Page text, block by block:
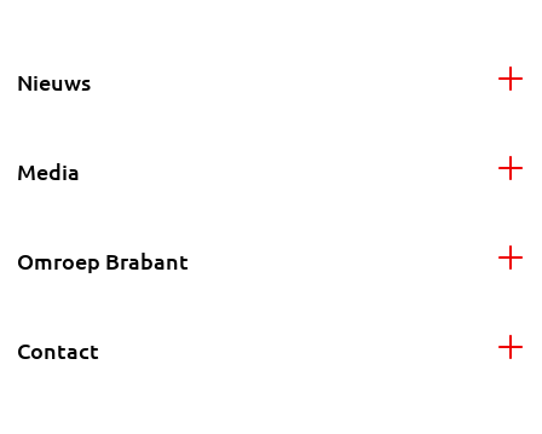
Nieuws
Media
Omroep Brabant
Contact